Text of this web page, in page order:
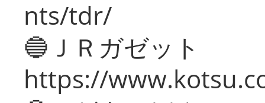
nts/tdr/
🔵ＪＲガゼット
https://